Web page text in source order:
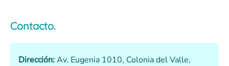
Contacto.
Dirección:Av. Eugenia 1010, Colonia del Valle,